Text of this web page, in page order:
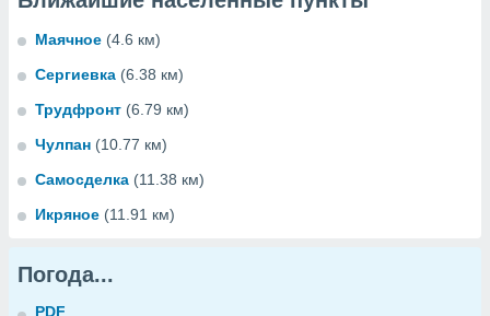
Маячное (4.6 км)
Сергиевка (6.38 км)
Трудфронт (6.79 км)
Чулпан (10.77 км)
Самосделка (11.38 км)
Икряное (11.91 км)
Погода...
PDF